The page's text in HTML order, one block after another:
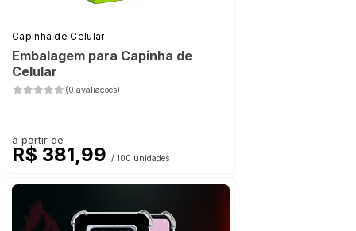
Capinha de Celular
Embalagem para Capinha de
Celular
(0 avaliações)
a partir de
R$ 381,99 / 100 unidades